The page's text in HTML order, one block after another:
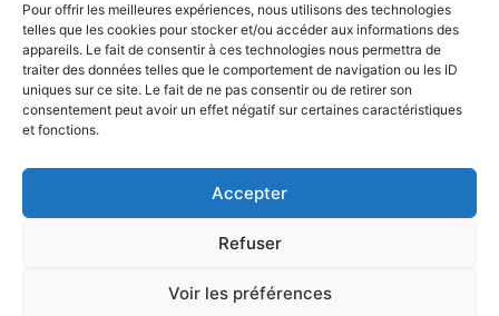
Pour offrir les meilleures expériences, nous utilisons des technologies
telles que les cookies pour stocker et/ou accéder aux informations des
appareils. Le fait de consentir à ces technologies nous permettra de
traiter des données telles que le comportement de navigation ou les ID
uniques sur ce site. Le fait de ne pas consentir ou de retirer son
consentement peut avoir un effet négatif sur certaines caractéristiques
et fonctions.
Accepter
Refuser
Voir les préférences
À PROPOS
SUIVEZ NOUS